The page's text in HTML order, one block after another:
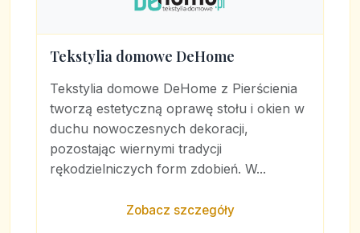
Tekstylia domowe DeHome
Tekstylia domowe DeHome z Pierścienia
tworzą estetyczną oprawę stołu i okien w
duchu nowoczesnych dekoracji,
pozostając wiernymi tradycji
rękodzielniczych form zdobień. W...
Zobacz szczegóły